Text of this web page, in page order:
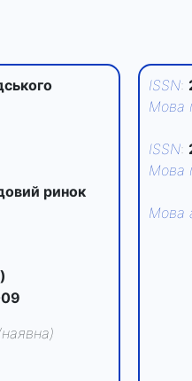
ринок
ISSN:
Мова
ISSN:
Мова
Мова